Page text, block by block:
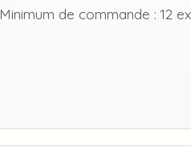
Minimum de commande : 12